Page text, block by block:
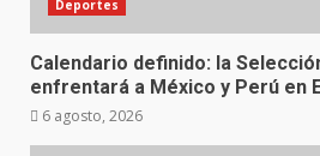
Deportes
Calendario definido: la
enfrentará a México y Perú en
6 agosto, 2026